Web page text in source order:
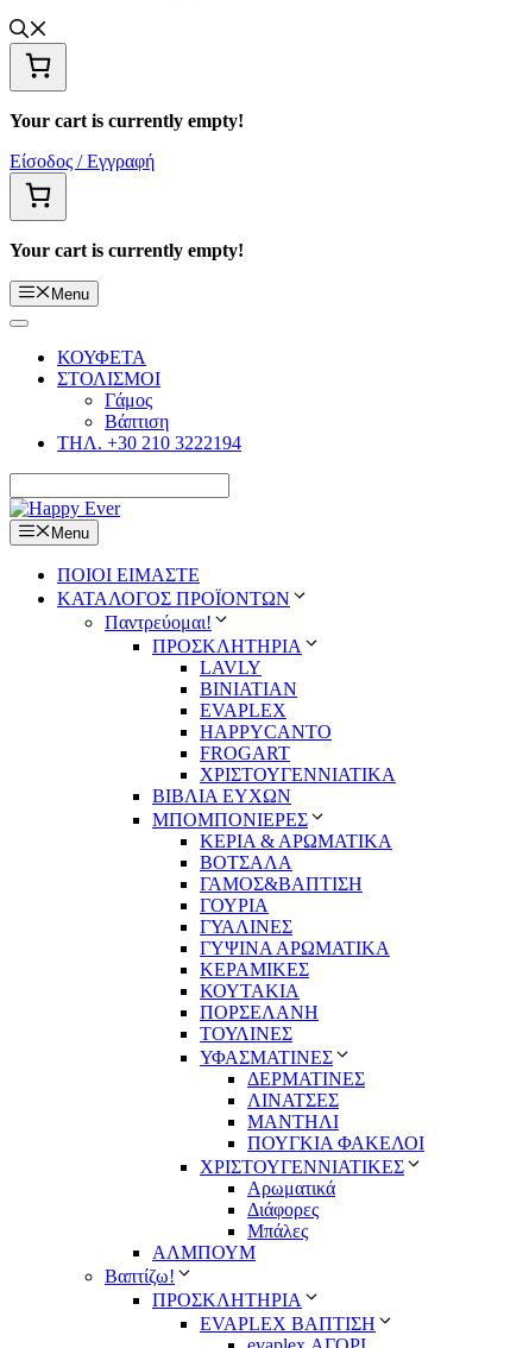
Your cart is currently empty!
Είσοδος / Εγγραφή
Your cart is currently empty!
Menu
ΚΟΥΦΕΤΑ
ΣΤΟΛΙΣΜΟΙ
Γάμος
Βάπτιση
ΤΗΛ. +30 210 3222194
Menu
ΠΟΙΟΙ ΕΙΜΑΣΤΕ
ΚΑΤΑΛΟΓΟΣ ΠΡΟΪΟΝΤΩΝ
Παντρεύομαι!
ΠΡΟΣΚΛΗΤΗΡΙΑ
LAVLY
BINIATIAN
EVAPLEX
HAPPYCANTO
FROGART
ΧΡΙΣΤΟΥΓΕΝΝΙΑΤΙΚΑ
ΒΙΒΛΙΑ ΕΥΧΩΝ
ΜΠΟΜΠΟΝΙΕΡΕΣ
ΚΕΡΙΑ & ΑΡΩΜΑΤΙΚΑ
ΒΟΤΣΑΛΑ
ΓΑΜΟΣ&ΒΑΠΤΙΣΗ
ΓΟΥΡΙΑ
ΓΥΑΛΙΝΕΣ
ΓΥΨΙΝΑ ΑΡΩΜΑΤΙΚΑ
ΚΕΡΑΜΙΚΕΣ
ΚΟΥΤΑΚΙΑ
ΠΟΡΣΕΛΑΝΗ
ΤΟΥΛΙΝΕΣ
ΥΦΑΣΜΑΤΙΝΕΣ
ΔΕΡΜΑΤΙΝΕΣ
ΛΙΝΑΤΣΕΣ
ΜΑΝΤΗΛΙ
ΠΟΥΓΚΙΑ ΦΑΚΕΛΟΙ
ΧΡΙΣΤΟΥΓΕΝΝΙΑΤΙΚΕΣ
Αρωματικά
Διάφορες
Μπάλες
ΑΛΜΠΟΥΜ
Βαπτίζω!
ΠΡΟΣΚΛΗΤΗΡΙΑ
EVAPLEX ΒΑΠΤΙΣΗ